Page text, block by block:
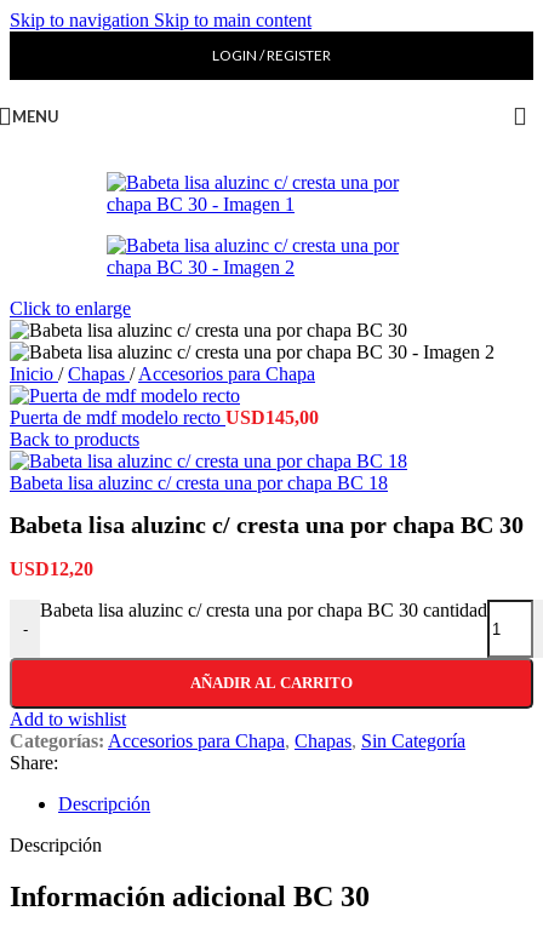
Skip to navigation Skip to main content
LOGIN / REGISTER
MENU
Click to enlarge
Inicio / Chapas / Accesorios para Chapa
Puerta de mdf modelo recto USD145,00
Back to products
Babeta lisa aluzinc c/ cresta una por chapa BC 18
Babeta lisa aluzinc c/ cresta una por chapa BC 30
USD12,20
-
Babeta lisa aluzinc c/ cresta una por chapa BC 30 cantidad
AÑADIR AL CARRITO
Add to wishlist
Categorías: Accesorios para Chapa, Chapas, Sin Categoría
Share:
Descripción
Descripción
Información adicional BC 30